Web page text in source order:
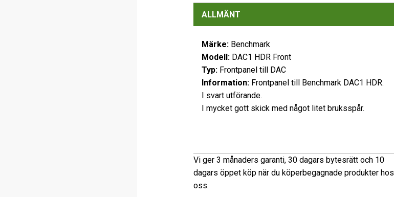
ALLMÄNT
Märke:Benchmark
Modell:DAC1 HDR Front
Typ:Frontpanel till DAC
Information:Frontpanel till Benchmark DAC1 HDR.
I svart utförande.
I mycket gott skick med något litet bruksspår.
Vi ger 3 månaders garanti, 30 dagars bytesrätt och 10
dagars öppet köp när du köperbegagnade produkter hos
oss.